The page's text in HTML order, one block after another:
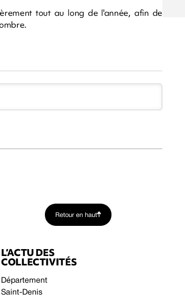
tout au long de l'année, afin de
Retour en haut
L’ACTU DES
COLLECTIVITÉS
Département
Saint-Denis